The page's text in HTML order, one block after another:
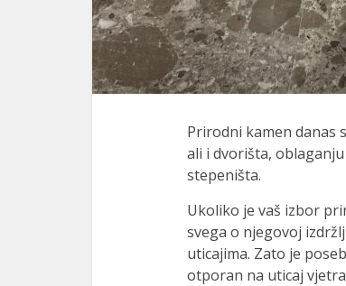
Prirodni kamen danas
ali i dvorišta,
stepeništa.
Ukoliko je vaš izbor
svega o njegovoj
uticajima. Zato je
otporan na uticaj